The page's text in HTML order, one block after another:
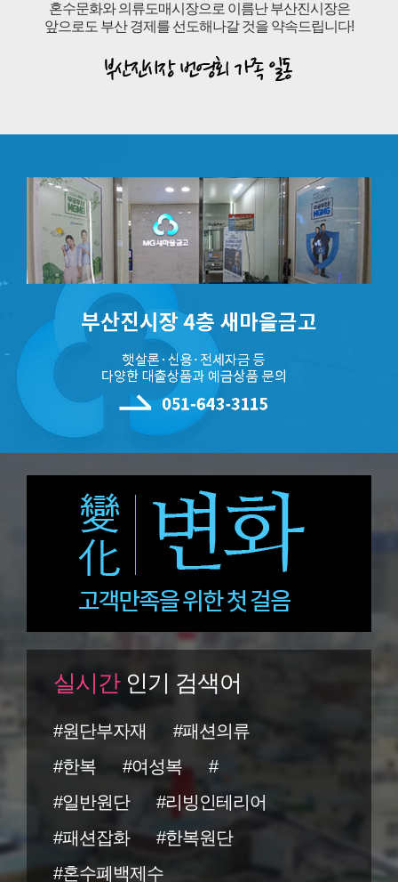
혼수문화와 의류도매시장으로 이름난 부산진시장은
앞으로도 부산 경제를 선도해나갈 것을 약속드립니다!
실시간인기 검색어
#원단부자재
#패션의류
#한복
#여성복
#
#일반원단
#리빙인테리어
#패션잡화
#한복원단
#혼수폐백제수